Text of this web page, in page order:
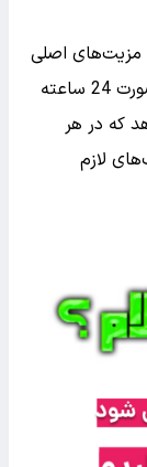
مزیت‌های اصلی
" پرستار سلام " ، ارائه خدمات پشتیبانی به صورت 24 ساعته
که در هر
لازم